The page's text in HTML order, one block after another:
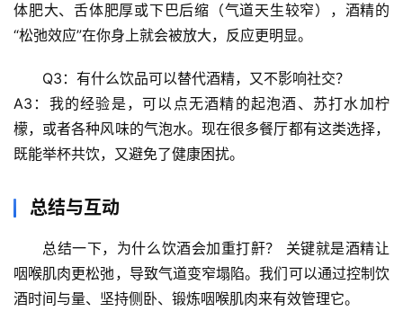
体肥大、舌体肥厚或下巴后缩（气道天生较窄），酒精的
“松弛效应”在你身上就会被放大，反应更明显。
Q3：有什么饮品可以替代酒精，又不影响社交？
A3：我的经验是，可以点无酒精的起泡酒、苏打水加柠
檬，或者各种风味的气泡水。现在很多餐厅都有这类选择，
既能举杯共饮，又避免了健康困扰。
总结与互动
总结一下， 为什么饮酒会加重打鼾？ 关键就是酒精让
咽喉肌肉更松弛，导致气道变窄塌陷。我们可以通过控制饮
酒时间与量、坚持侧卧、锻炼咽喉肌肉来有效管理它。